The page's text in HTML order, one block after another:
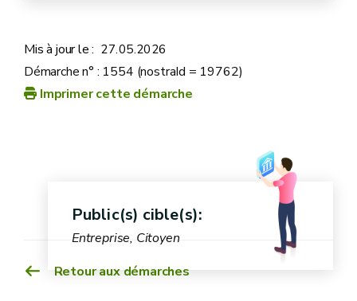
guichet Pac on Web
Mis à jour le : 27.05.2026
Démarche n° : 1554 (nostraId = 19762)
Imprimer cette démarche
Retour aux démarches
Public(s) cible(s):
Entreprise, Citoyen